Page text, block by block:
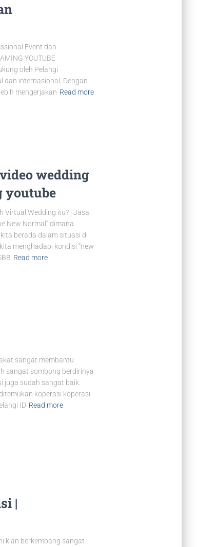
Event dan
YOUTUBE
oleh Pelangi
dan internasional. Dengan
mengerjakan Read more
wedding
youtube
Virtual Wedding itu? | Jasa
New Normal” dimana
berada dalam situasi di
menghadapi kondisi “new
Read more
sangat membantu
sangat sombong berdirinya
juga sudah sangat baik.
koperasi koperasi
ID Read more
|
kian berkembang sangat